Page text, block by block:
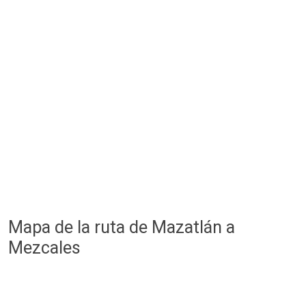
Mapa de la ruta de Mazatlán a
Mezcales